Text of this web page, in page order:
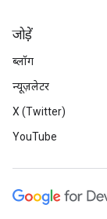
जोड़ें
ब्लॉग
न्यूज़लेटर
X (Twitter)
YouTube